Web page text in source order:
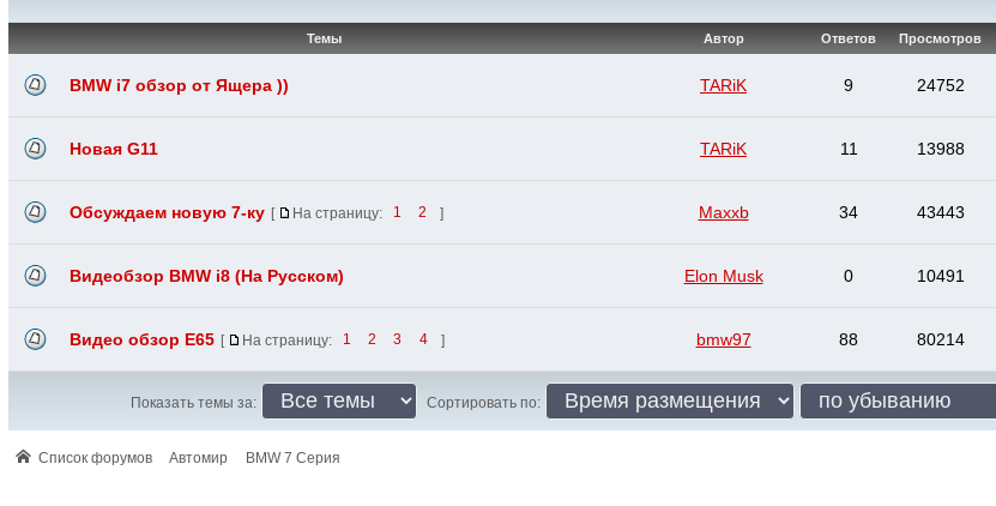
Темы Автор Ответов Просмотров
BMW i7 обзор от Ящера )) TARiK 9 24752
Новая G11 TARiK 11 13988
Обсуждаем новую 7-ку [ На страницу: 1 2 ] Maxxb 34 43443
Видеобзор BMW i8 (На Русском) Elon Musk 0 10491
Видео обзор Е65 [ На страницу: 1 2 3 4 ] bmw97 88 80214
Показать темы за: Сортировать по:
Список форумов Автомир BMW 7 Серия